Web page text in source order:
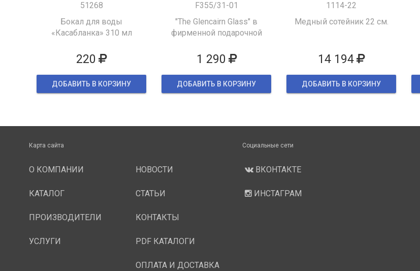
51268
Бокал для воды
«Касабланка» 310 мл
220
ДОБАВИТЬ В КОРЗИНУ
F355/31-01
"The Glencairn Glass" в
фирменной подарочной
1 290
ДОБАВИТЬ В КОРЗИНУ
1114-22
Медный сотейник 22 см.
14 194
ДОБАВИТЬ В КОРЗИНУ
Карта сайта
О КОМПАНИИ
КАТАЛОГ
ПРОИЗВОДИТЕЛИ
УСЛУГИ
НОВОСТИ
СТАТЬИ
КОНТАКТЫ
PDF КАТАЛОГИ
ОПЛАТА И ДОСТАВКА
Социальные сети
ВКОНТАКТЕ
ИНСТАГРАМ